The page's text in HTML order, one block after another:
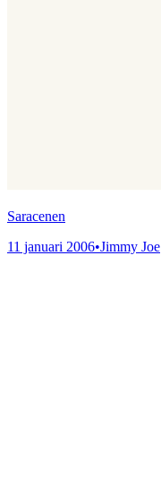
Saracenen
11 januari 2006•Jimmy Joe